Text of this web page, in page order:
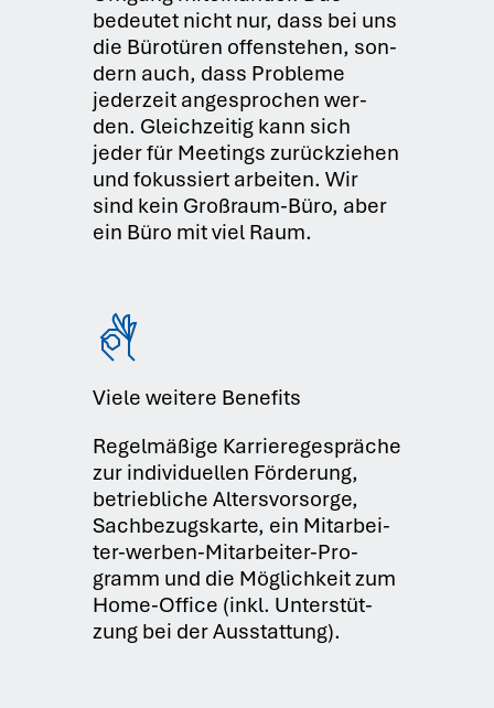
bedeu­tet nicht nur, dass bei uns
die Büro­tü­ren offen­ste­hen, son­
dern auch, dass Pro­ble­me
jeder­zeit ange­spro­chen wer­
den. Gleich­zei­tig kann sich
jeder für Mee­tings zurück­zie­hen
und fokus­siert arbei­ten. Wir
sind kein Groß­raum-Büro, aber
ein Büro mit viel Raum.
Viele weitere Benefits
Regel­mä­ßi­ge Kar­rie­re­ge­sprä­che
zur indi­vi­du­el­len För­de­rung,
betrieb­li­che Alters­vor­sor­ge,
Sach­be­zugs­kar­te, ein Mit­ar­bei­
ter-wer­ben-Mit­ar­bei­ter-Pro­
gramm und die Mög­lich­keit zum
Home-Office (inkl. Unter­stüt­
zung bei der Aus­stat­tung).